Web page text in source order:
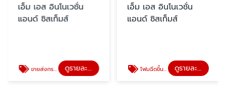
เอ็ม เอส อินโนเวชั่น
แอนด์ ซิสเท็มส์
ขายส่งกระดาษอัดขึ้นรูปกันกระแทก ดูรายละเอียด
เอ็ม เอส อินโนเวชั่น
แอนด์ ซิสเท็มส์
โฟมฉีดขึ้นรูป ดูรายละเอียด